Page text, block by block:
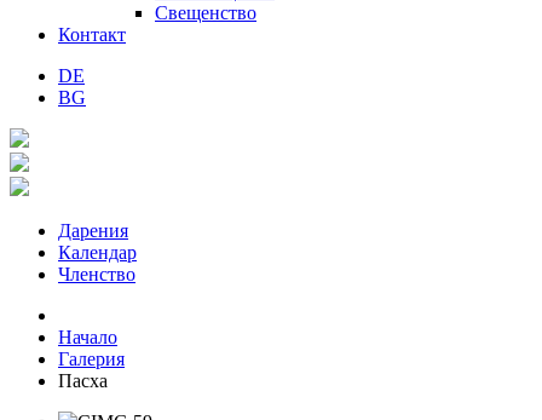
Свещенство
Контакт
DE
BG
Дарения
Календар
Членство
Начало
Галерия
Пасха